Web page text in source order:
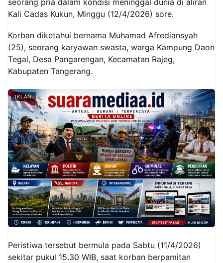
seorang pria dalam kondisi meninggal dunia di aliran
Kali Cadas Kukun, Minggu (12/4/2026) sore.
Korban diketahui bernama Muhamad Afrediansyah
(25), seorang karyawan swasta, warga Kampung Daon
Tegal, Desa Pangarengan, Kecamatan Rajeg,
Kabupaten Tangerang.
IKLAN
Peristiwa tersebut bermula pada Sabtu (11/4/2026)
sekitar pukul 15.30 WIB, saat korban berpamitan